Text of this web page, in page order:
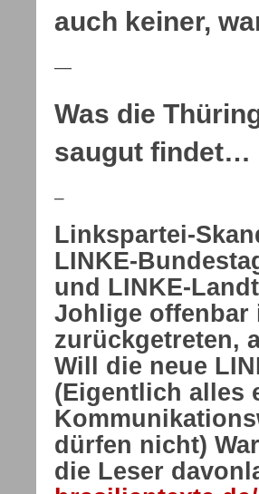
auch keiner,
—
Was die
saugut findet…
–
Linkspartei-
LINKE-
und LINKE-
Johlige offenbar
zurückgetreten,
Will die neue
(Eigentlich alles
dürfen nicht)
die Leser